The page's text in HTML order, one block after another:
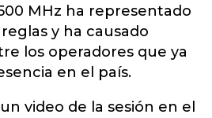
MHz ha representado
y ha causado
los operadores que ya
en el país.
video de la sesión en el